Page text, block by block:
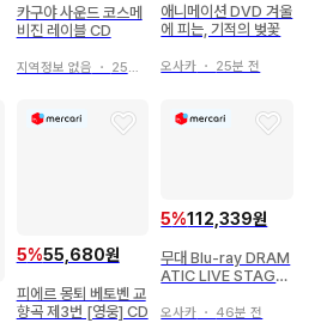
카구야 사운드 코스메
비진 레이블 CD
지역정보 없음 ・ 25분 전
애니메이션 DVD 겨울
에 피는, 기적의 벚꽃
오사카 ・ 25분 전
5%55,680원
피에르 몽퇴 베토벤 교
향곡 제3번 [영웅] CD
5%112,339원
무대 Blu-ray DRAM
ATIC LIVE STAGE
R SideM
오사카 ・ 46분 전